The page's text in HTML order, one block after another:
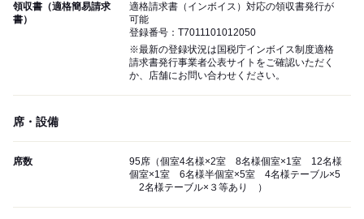
領収書（適格簡易請求
書）
適格請求書（インボイス）対応の領収書発行が
可能
登録番号：T7011101012050
※最新の登録状況は国税庁インボイス制度適格
請求書発行事業者公表サイトをご確認いただく
か、店舗にお問い合わせください。
席・設備
席数
95席（個室4名様×2室 8名様個室×1室 12名様
個室×1室 6名様半個室×5室 4名様テーブル×5
2名様テーブル×３等あり ）